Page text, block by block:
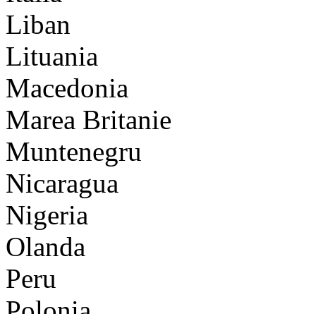
Liban
Lituania
Macedonia
Marea Britanie
Muntenegru
Nicaragua
Nigeria
Olanda
Peru